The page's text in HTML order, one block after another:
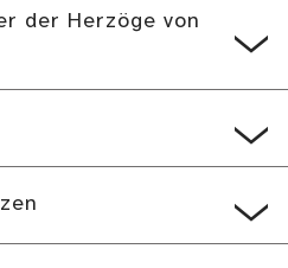
der Herzöge von